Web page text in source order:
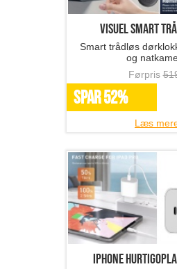
Visuel smart
Smart trådløs
og
Førpris
SPAR 52%
Læs
iPhone